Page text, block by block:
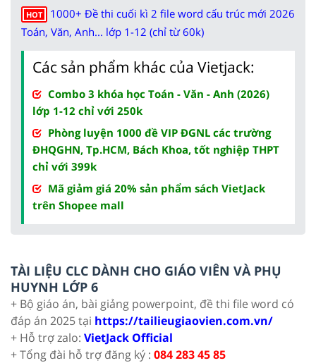
HOT
1000+ Đề thi cuối kì 2 file word cấu trúc mới 2026
Toán, Văn, Anh... lớp 1-12 (chỉ từ 60k)
Các sản phẩm khác của Vietjack:
Combo 3 khóa học Toán - Văn - Anh (2026)
lớp 1-12 chỉ với 250k
Phòng luyện 1000 đề VIP ĐGNL các trường
ĐHQGHN, Tp.HCM, Bách Khoa, tốt nghiệp THPT
chỉ với 399k
Mã giảm giá 20% sản phẩm sách VietJack
trên Shopee mall
TÀI LIỆU CLC DÀNH CHO GIÁO VIÊN VÀ PHỤ
HUYNH LỚP 6
+ Bộ giáo án, bài giảng powerpoint, đề thi file word có
đáp án 2025 tại https://tailieugiaovien.com.vn/
+ Hỗ trợ zalo: VietJack Official
+ Tổng đài hỗ trợ đăng ký : 084 283 45 85